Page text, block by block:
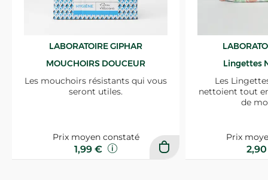
LABORATOIRE GIPHAR
MOUCHOIRS DOUCEUR
Les mouchoirs résistants qui vous
seront utiles.
Prix moyen constaté
1,99 €
Lingettes
Les
nettoient tout
de
Prix